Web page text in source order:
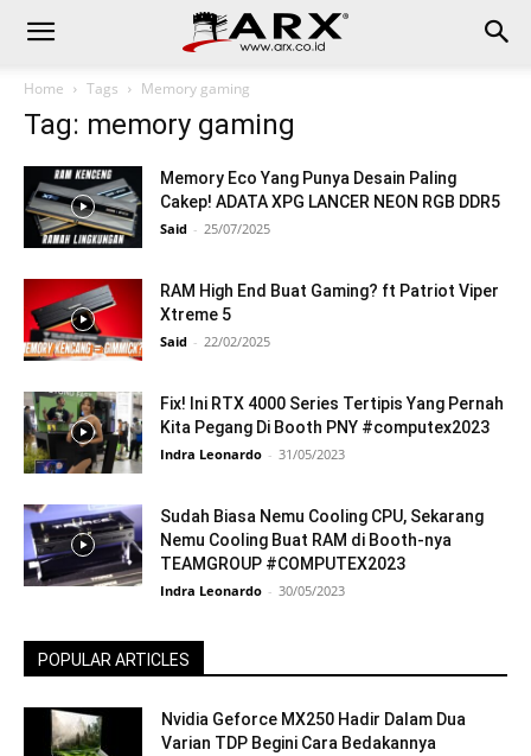
Home Tags Memory gaming
Tag: memory gaming
Memory Eco Yang Punya Desain Paling
Cakep! ADATA XPG LANCER NEON RGB DDR5
Said - 25/07/2025
RAM High End Buat Gaming? ft Patriot Viper
Xtreme 5
Said - 22/02/2025
Fix! Ini RTX 4000 Series Tertipis Yang Pernah
Kita Pegang Di Booth PNY #computex2023
Indra Leonardo - 31/05/2023
Sudah Biasa Nemu Cooling CPU, Sekarang
Nemu Cooling Buat RAM di Booth-nya
TEAMGROUP #COMPUTEX2023
Indra Leonardo - 30/05/2023
POPULAR ARTICLES
Nvidia Geforce MX250 Hadir Dalam Dua
Varian TDP Begini Cara Bedakannya